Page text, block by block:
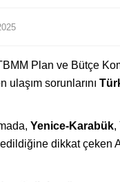
Plan ve Bütçe
ulaşım sorunlarını
Yenice-Karabük,
dikkat çeken